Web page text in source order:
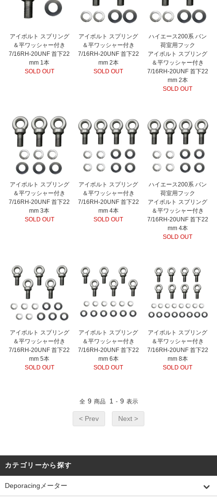
アイボルト スプリング
＆平ワッシャー付き
7/16RH-20UNF 首下22
mm 1本
SOLD OUT
アイボルト スプリング
＆平ワッシャー付き
7/16RH-20UNF 首下22
mm 2本
SOLD OUT
ハイエース200系 バン
荷室用フック
アイボルト スプリング
＆平ワッシャー付き
7/16RH-20UNF 首下22
mm 2本
SOLD OUT
アイボルト スプリング
＆平ワッシャー付き
7/16RH-20UNF 首下22
mm 3本
SOLD OUT
アイボルト スプリング
＆平ワッシャー付き
7/16RH-20UNF 首下22
mm 4本
SOLD OUT
ハイエース200系 バン
荷室用フック
アイボルト スプリング
＆平ワッシャー付き
7/16RH-20UNF 首下22
mm 4本
SOLD OUT
アイボルト スプリング
＆平ワッシャー付き
7/16RH-20UNF 首下22
mm 5本
SOLD OUT
アイボルト スプリング
＆平ワッシャー付き
7/16RH-20UNF 首下22
mm 6本
SOLD OUT
アイボルト スプリング
＆平ワッシャー付き
7/16RH-20UNF 首下22
mm 8本
SOLD OUT
全 9 商品 1 - 9 表示
< Prev Next >
カテゴリーから探す
Deporacingメーター